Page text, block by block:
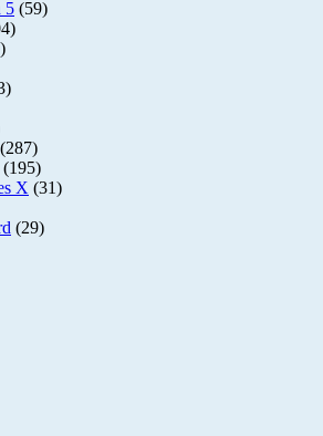
5 (59)
(287)
(195)
X (31)
(29)